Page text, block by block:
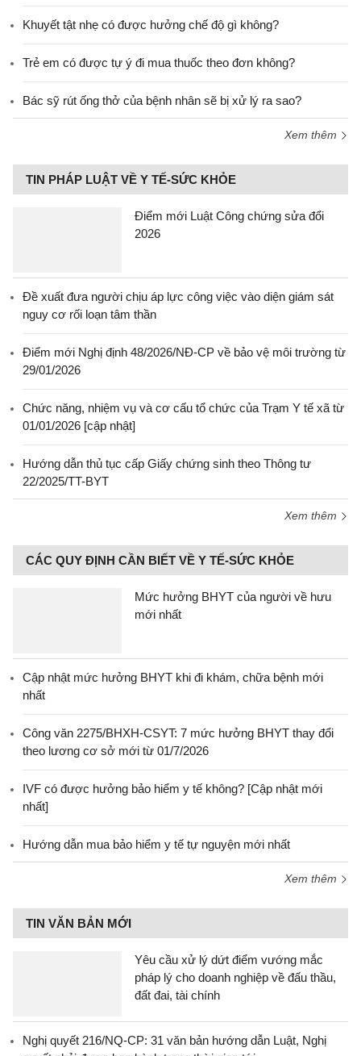
Khuyết tật nhẹ có được hưởng chế độ gì không?
Trẻ em có được tự ý đi mua thuốc theo đơn không?
Bác sỹ rút ống thở của bệnh nhân sẽ bị xử lý ra sao?
Xem thêm
TIN PHÁP LUẬT VỀ Y TẾ-SỨC KHỎE
Điểm mới Luật Công chứng sửa đổi
2026
Đề xuất đưa người chịu áp lực công việc vào diện giám sát
nguy cơ rối loạn tâm thần
Điểm mới Nghị định 48/2026/NĐ-CP về bảo vệ môi trường từ
29/01/2026
Chức năng, nhiệm vụ và cơ cấu tổ chức của Trạm Y tế xã từ
01/01/2026 [cập nhật]
Hướng dẫn thủ tục cấp Giấy chứng sinh theo Thông tư
22/2025/TT-BYT
Xem thêm
CÁC QUY ĐỊNH CẦN BIẾT VỀ Y TẾ-SỨC KHỎE
Mức hưởng BHYT của người về hưu
mới nhất
Cập nhật mức hưởng BHYT khi đi khám, chữa bệnh mới
nhất
Công văn 2275/BHXH-CSYT: 7 mức hưởng BHYT thay đổi
theo lương cơ sở mới từ 01/7/2026
IVF có được hưởng bảo hiểm y tế không? [Cập nhật mới
nhất]
Hướng dẫn mua bảo hiểm y tế tự nguyện mới nhất
Xem thêm
TIN VĂN BẢN MỚI
Yêu cầu xử lý dứt điểm vướng mắc
pháp lý cho doanh nghiệp về đấu thầu,
đất đai, tài chính
Nghị quyết 216/NQ-CP: 31 văn bản hướng dẫn Luật, Nghị